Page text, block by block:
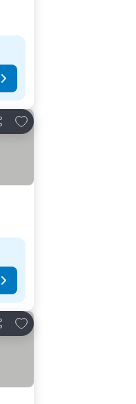
Lisää suosikkeihin
Lisää suosikkeihin